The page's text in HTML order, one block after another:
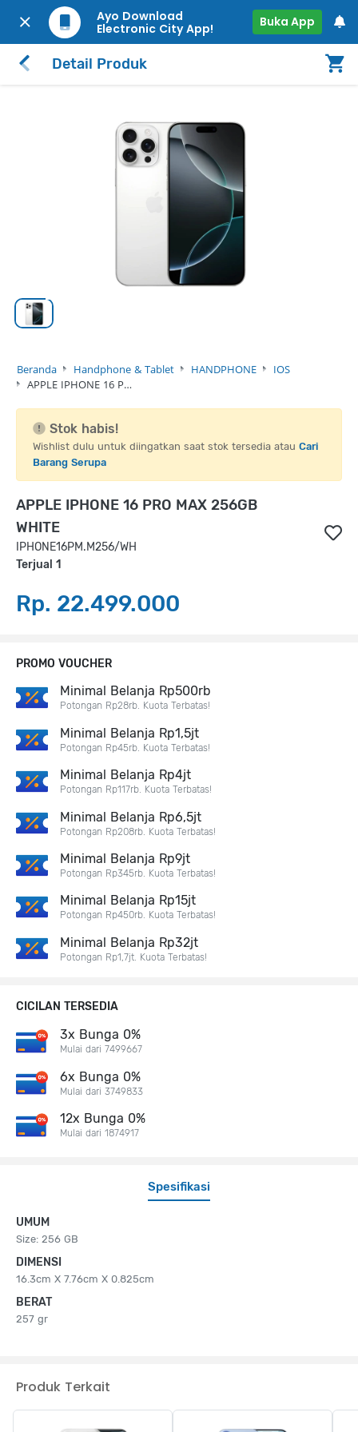
Ayo Download
Electronic City App!
Buka App
Detail Produk
Beranda Handphone & Tablet HANDPHONE
IOS
APPLE IPHONE 16 P…
Stok habis!
Wishlist dulu untuk diingatkan saat stok tersedia atau Cari
Barang Serupa
APPLE IPHONE 16 PRO MAX 256GB
WHITE
IPHONE16PM.M256/WH
Terjual 1
Rp. 22.499.000
Spesifikasi
UMUM
Size: 256 GB
DIMENSI
16.3cm X 7.76cm X 0.825cm
BERAT
257 gr
PROMO VOUCHER
Minimal Belanja Rp500rb
Potongan Rp28rb. Kuota Terbatas!
Minimal Belanja Rp1,5jt
Potongan Rp45rb. Kuota Terbatas!
Minimal Belanja Rp4jt
Potongan Rp117rb. Kuota Terbatas!
Minimal Belanja Rp6,5jt
Potongan Rp208rb. Kuota Terbatas!
Minimal Belanja Rp9jt
Potongan Rp345rb. Kuota Terbatas!
Minimal Belanja Rp15jt
Potongan Rp450rb. Kuota Terbatas!
Minimal Belanja Rp32jt
Potongan Rp1,7jt. Kuota Terbatas!
CICILAN TERSEDIA
3x Bunga 0%
Mulai dari 7499667
6x Bunga 0%
Mulai dari 3749833
12x Bunga 0%
Mulai dari 1874917
Produk Terkait